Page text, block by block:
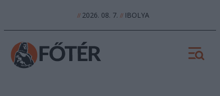
//2026. 08. 7. //IBOLYA